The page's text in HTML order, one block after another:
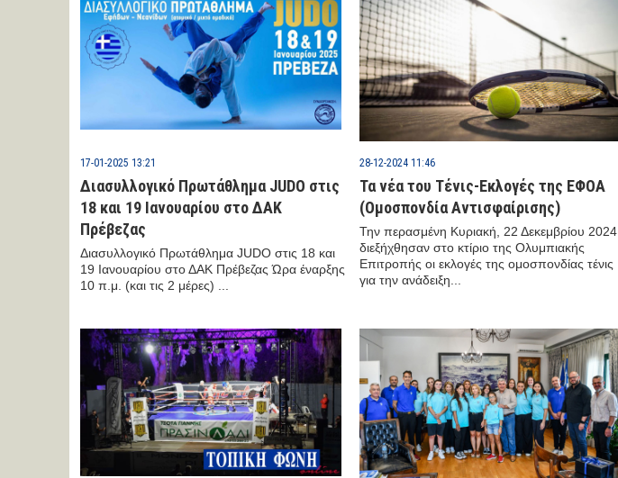
17-01-2025 13:21
Διασυλλογικό Πρωτάθλημα JUDO στις
18 και 19 Ιανουαρίου στο ΔΑΚ
Πρέβεζας
Διασυλλογικό Πρωτάθλημα JUDO στις 18 και
19 Ιανουαρίου στο ΔΑΚ Πρέβεζας Ώρα έναρξης
10 π.μ. (και τις 2 μέρες) ...
28-12-2024 11:46
Τα νέα του Τένις-Εκλογές της ΕΦΟΑ
(Ομοσπονδία Αντισφαίρισης)
Την περασμένη Κυριακή, 22 Δεκεμβρίου 2024
διεξήχθησαν στο κτίριο της Ολυμπιακής
Επιτροπής οι εκλογές της ομοσπονδίας τένις
για την ανάδειξη...